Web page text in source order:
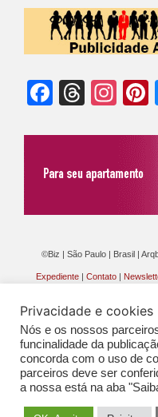
©Biz | São Paulo | Brasil |
Expediente | Contato |
Privacidade e cookies
Nós e os nossos
funcinalidade da
concorda com o uso de
parceiros deve ser
a nossa está na aba